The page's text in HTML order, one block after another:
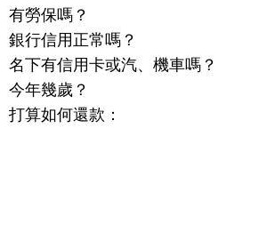
有勞保嗎？
銀行信用正常嗎？
名下有信用卡或汽、機車嗎？
今年幾歲？
打算如何還款：